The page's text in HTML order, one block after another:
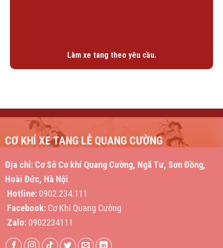
Làm xe tang theo yêu cầu.
CƠ KHÍ XE TANG LỄ QUANG CƯỜNG
Địa chỉ:Cơ Sở Cơ khí Quang Cường, Ngã Tư, Sơn Đồng,
Hoài Đức, Hà Nội
Hotline:0902.234.111
Facebook:Cơ Khí Quang Cường
Zalo:0902234111